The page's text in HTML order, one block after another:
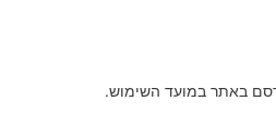
באתר במועד השימוש.